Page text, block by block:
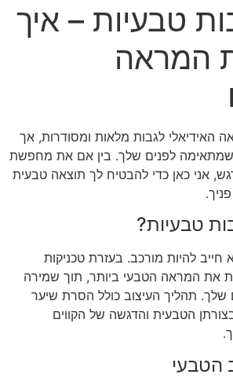
טבעיות – איך
המראה
האידיאלי לגבות מלאות ומסודרות, אך
לפנים שלך. בין אם את מחפשת
אני כאן כדי להבטיח לך תוצאה טבעית
טבעיות?
חייב להיות מורכב. בעזרת טכניקות
את המראה הטבעי ביותר, תוך שמירה
תהליך העיצוב כולל הסרת שיער
הטבעית והדגשה של הקווים
הטבעי